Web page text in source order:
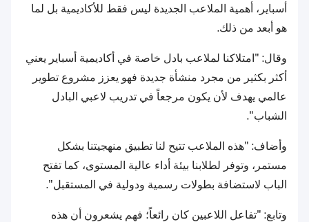
أسباير، أهمية الملاعب الجديدة ليس فقط للأكاديمية بل لما
هو أبعد من ذلك.
وقال: "امتلاكنا لملاعب بادل خاصة في أكاديمية أسباير يعني
أكثر بكثير من مجرد منشأة جديدة فهو يعزز مشروع تطوير
عالمي يهدف لأن يكون مرجعاً في تدريب لاعبي البادل
الشباب".
وأضاف: "هذه الملاعب تتيح لنا تطبيق منهجيتنا بشكل
مستمر، وتوفر لطلابنا بيئة أداء عالية المستوى، كما تفتح
الباب لاستضافة بطولات رسمية ودولية في المستقبل".
وتابع: "تفاعل اللاعبين كان رائعاً؛ فهم يشعرون أن هذه